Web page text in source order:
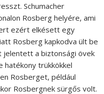
Schumacher
Rosberg helyére, ami
ezért elkésett egy
Rosberg kapkodva ült be
jelentett a biztonsági övek
hatékony trükkökkel
Rosberget, például
Rosbergnek sürgős volt.